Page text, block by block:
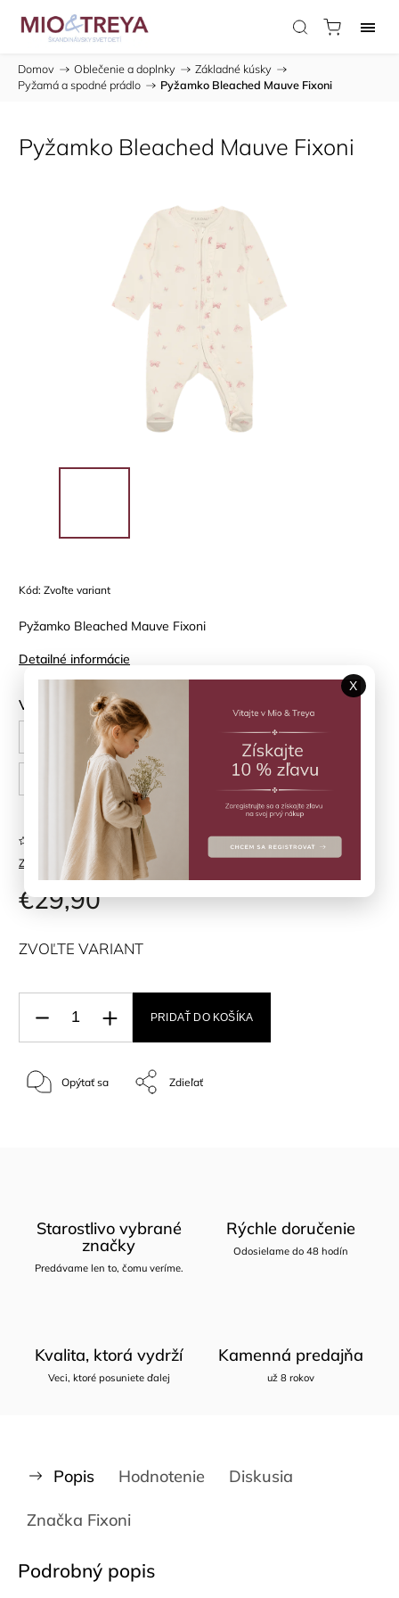
Domov / Oblečenie a doplnky / Základné kúsky /
Pyžamá a spodné prádlo / Pyžamko Bleached Mauve Fixoni
Pyžamko Bleached Mauve Fixoni
Kód: Zvoľte variant
Pyžamko Bleached Mauve Fixoni
Detailné informácie
Veľkosť
62 cm 74 cm
86 cm
Značka: Fixoni
Neohodnotené
€29,90
ZVOĽTE VARIANT
PRIDAŤ DO KOŠÍKA
Opýtať sa Zdieľať
Starostlivo vybrané
značky
Predávame len to, čomu veríme.
Rýchle doručenie
Odosielame do 48 hodín
Kvalita, ktorá vydrží
Veci, ktoré posuniete ďalej
Kamenná predajňa
už 8 rokov
Popis Hodnotenie Diskusia
Značka Fixoni
Podrobný popis
X